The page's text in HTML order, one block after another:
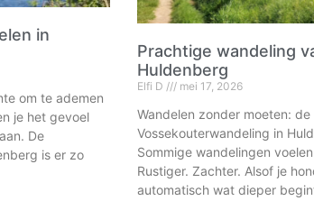
in
om te ademen
je het gevoel
De
is er zo
Prachtige wandeling
Huldenberg
Elfi D mei 17, 2026
Wandelen zonder moeten: de
Vossekouterwandeling in
Sommige wandelingen
Rustiger. Zachter. Alsof je
automatisch wat dieper